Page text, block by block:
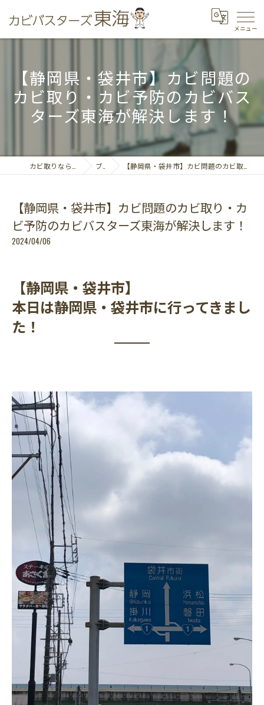
【静岡県・袋井市】カビ問題の
カビ取り・カビ予防のカビバス
ターズ東海が解決します！
ブログ 【静岡県・袋井市】カビ問題のカビ取り・カビ予防のカビバスターズ東海が解決します！
【静岡県・袋井市】カビ問題のカビ取り・カ
ビ予防のカビバスターズ東海が解決します！
2024/04/06
【静岡県・袋井市】
本日は静岡県・袋井市に行ってきまし
た！